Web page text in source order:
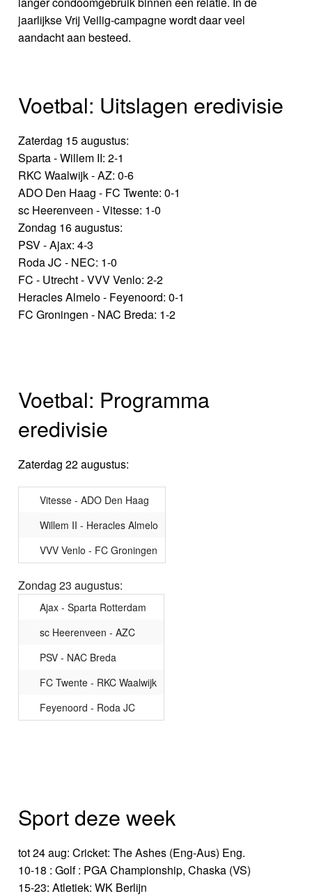
jaarlijkse Vrij Veilig-campagne wordt daar veel
aandacht aan besteed.
Voetbal: Uitslagen eredivisie
Zaterdag 15 augustus:
Sparta - Willem II: 2-1
RKC Waalwijk - AZ: 0-6
ADO Den Haag - FC Twente: 0-1
sc Heerenveen - Vitesse: 1-0
Zondag 16 augustus:
PSV - Ajax: 4-3
Roda JC - NEC: 1-0
FC - Utrecht - VVV Venlo: 2-2
Heracles Almelo - Feyenoord: 0-1
FC Groningen - NAC Breda: 1-2
Voetbal: Programma
eredivisie
Zaterdag 22 augustus:
Vitesse - ADO Den Haag
Willem II - Heracles Almelo
VVV Venlo - FC Groningen
Zondag 23 augustus:
Ajax - Sparta Rotterdam
sc Heerenveen - AZC
PSV - NAC Breda
FC Twente - RKC Waalwijk
Feyenoord - Roda JC
Sport deze week
tot 24 aug: Cricket: The Ashes (Eng-Aus) Eng.
10-18 : Golf : PGA Championship, Chaska (VS)
15-23: Atletiek: WK Berlijn